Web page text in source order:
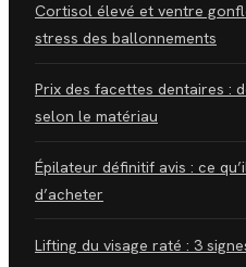
Cortisol élevé et ventre
stress des ballonnements
Prix des facettes dentaires :
selon le matériau
Épilateur définitif avis : ce
d’acheter
Lifting du visage raté : 3